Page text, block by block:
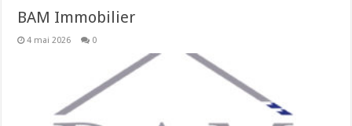
BAM Immobilier
4 mai 2026 0